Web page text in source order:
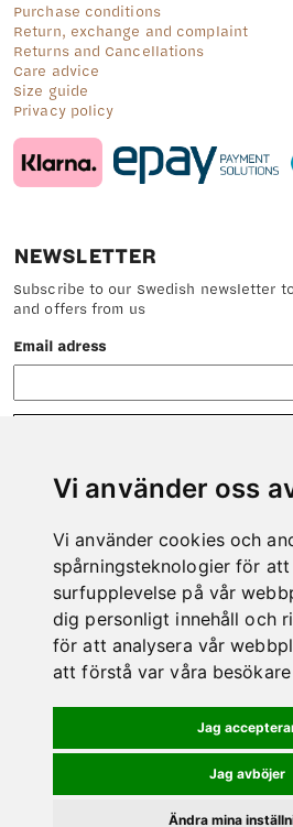
Vi använder oss
Vi använder cookies och
spårningsteknologier för
surfupplevelse på vår
dig personligt innehåll och
för att analysera vår
att förstå var våra
Jag
Jag avböjer
Ändra mina
Purchase conditions
Return, exchange and complaint
Returns and Cancellations
Care advice
Size guide
Privacy policy
NEWSLETTER
Subscribe to our Swedish newsletter
and offers from us
Email adress
CONTACT
Do not hesitate to contact us if there
you with.
Phone: 0978-600 00
E-mail:
info@kero.se
MAP